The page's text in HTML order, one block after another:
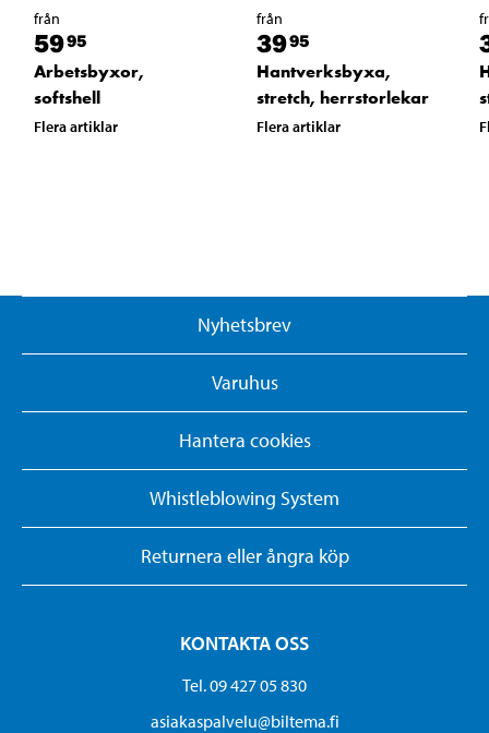
från
5995
Arbetsbyxor,
softshell
Flera artiklar
från
3995
Hantverksbyxa,
stretch, herrstorlekar
Flera artiklar
Nyhetsbrev
Varuhus
Hantera cookies
Whistleblowing System
Returnera eller ångra köp
KONTAKTA OSS
Tel. 09 427 05 830
asiakaspalvelu@biltema.fi